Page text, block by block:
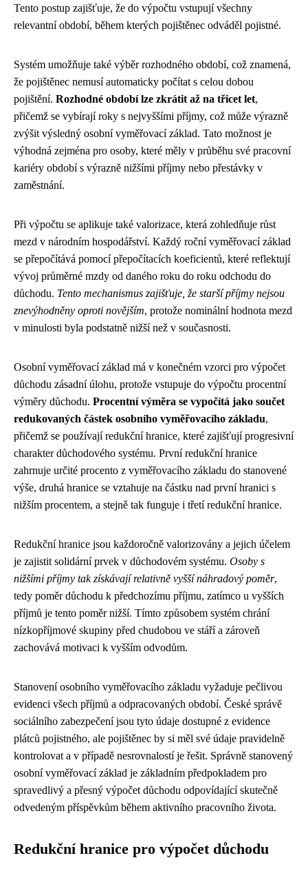
Tento postup zajišťuje, že do výpočtu vstupují všechny
relevantní období, během kterých pojištěnec odváděl pojistné.
Systém umožňuje také výběr rozhodného období, což znamená,
že pojištěnec nemusí automaticky počítat s celou dobou
pojištění. Rozhodné období lze zkrátit až na třicet let,
přičemž se vybírají roky s nejvyššími příjmy, což může výrazně
zvýšit výsledný osobní vyměřovací základ. Tato možnost je
výhodná zejména pro osoby, které měly v průběhu své pracovní
kariéry období s výrazně nižšími příjmy nebo přestávky v
zaměstnání.
Při výpočtu se aplikuje také valorizace, která zohledňuje růst
mezd v národním hospodářství. Každý roční vyměřovací základ
se přepočítává pomocí přepočítacích koeficientů, které reflektují
vývoj průměrné mzdy od daného roku do roku odchodu do
důchodu. Tento mechanismus zajišťuje, že starší příjmy nejsou
znevýhodněny oproti novějším, protože nominální hodnota mezd
v minulosti byla podstatně nižší než v současnosti.
Osobní vyměřovací základ má v konečném vzorci pro výpočet
důchodu zásadní úlohu, protože vstupuje do výpočtu procentní
výměry důchodu. Procentní výměra se vypočítá jako součet
redukovaných částek osobního vyměřovacího základu,
přičemž se používají redukční hranice, které zajišťují progresivní
charakter důchodového systému. První redukční hranice
zahrnuje určité procento z vyměřovacího základu do stanovené
výše, druhá hranice se vztahuje na částku nad první hranici s
nižším procentem, a stejně tak funguje i třetí redukční hranice.
Redukční hranice jsou každoročně valorizovány a jejich účelem
je zajistit solidární prvek v důchodovém systému. Osoby s
nižšími příjmy tak získávají relativně vyšší náhradový poměr,
tedy poměr důchodu k předchozímu příjmu, zatímco u vyšších
příjmů je tento poměr nižší. Tímto způsobem systém chrání
nízkopříjmové skupiny před chudobou ve stáří a zároveň
zachovává motivaci k vyšším odvodům.
Stanovení osobního vyměřovacího základu vyžaduje pečlivou
evidenci všech příjmů a odpracovaných období. České správě
sociálního zabezpečení jsou tyto údaje dostupné z evidence
plátců pojistného, ale pojištěnec by si měl své údaje pravidelně
kontrolovat a v případě nesrovnalostí je řešit. Správně stanovený
osobní vyměřovací základ je základním předpokladem pro
spravedlivý a přesný výpočet důchodu odpovídající skutečně
odvedeným příspěvkům během aktivního pracovního života.
Redukční hranice pro výpočet důchodu